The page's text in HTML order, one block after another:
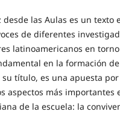
desde las Aulas es un texto
de diferentes
latinoamericanos en
en la formación
su título, es una apuesta
aspectos más importantes
de la escuela: la